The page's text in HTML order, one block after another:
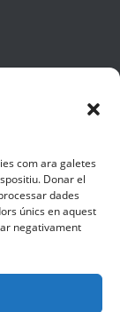
com ara galetes
Donar el
dades
únics en aquest
negativament
de cura
PERSONES
D’ALTA